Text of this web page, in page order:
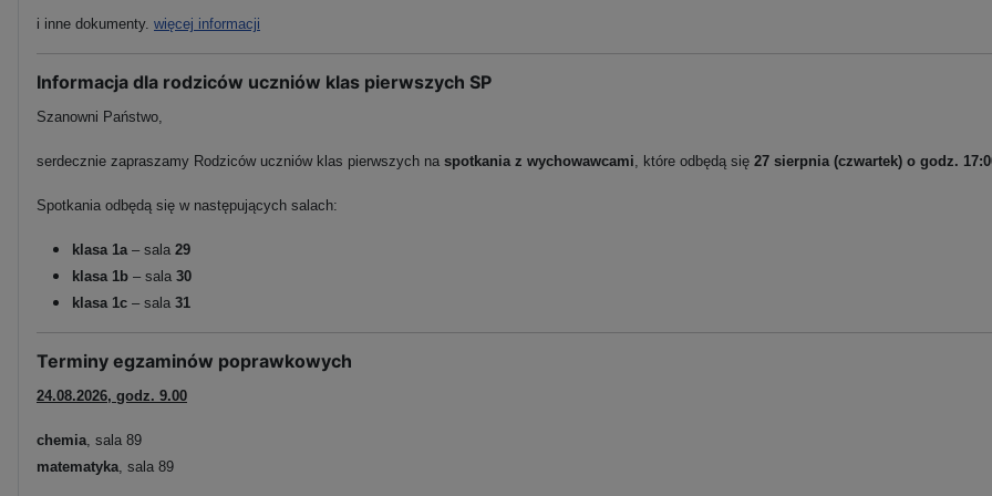
i inne dokumenty. więcej informacji
Informacja dla rodziców uczniów klas pierwszych SP
Szanowni Państwo,
serdecznie zapraszamy Rodziców uczniów klas pierwszych na spotkania z wychowawcami , które odbędą się 27 sierpnia (czwartek) o godz.
Spotkania odbędą się w następujących salach:
klasa 1a – sala 29
klasa 1b – sala 30
klasa 1c – sala 31
Terminy egzaminów poprawkowych
24.08.2026, godz. 9.00
chemia , sala 89
matematyka , sala 89